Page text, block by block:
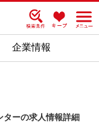
企業情報
ターの求人情報詳細